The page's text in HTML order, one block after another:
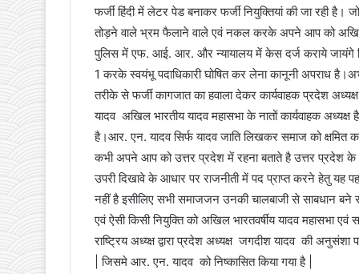
फर्जी हिंदी में लेटर पेड बनाकर फर्जी नियुक्तियां की जा रही
तोड़ने वाले भ्रम फैलाने वाले एवं नकल करके अपने आप को अखिल
पुलिस में एफ. आई. आर. और न्यायालय में केस दर्ज कराये
1 करके स्वयंभू पदाधिकारी घोषित कर लेना कानूनी अपराध
तरीके से फर्जी कागजात का हवाला देकर कार्यवाहक प्रदेश
यादव अखिल भारतीय यादव महासभा के नातों कार्यवाहक
है।आर. एन. यादव सिर्फ यादव जाति लिखकर समाज को क्षमित
कभी अपने आप को उत्तर प्रदेश में रहना बताते है उत्तर प्रदेश
उपरी दिखावे के आधार पर राजनीती में पद प्राप्त करने हेतु
नहीं है इसीलिए सभी समाजजन उनकी चालबाजी से साबधान बने
एवं ऐसी किसी नियुक्ति को अखिल भारतवर्षीय यादव महासभा
राष्ट्रिय अध्य्क्ष द्वारा प्रदेश अध्यक्ष जगदीश यादव की अनुसंशा
| जिसमे आर. एन. यादव को निष्कासित किया गया है |